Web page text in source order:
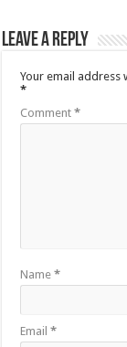
Leave a Reply
Your email address
*
Comment*
Name*
Email*